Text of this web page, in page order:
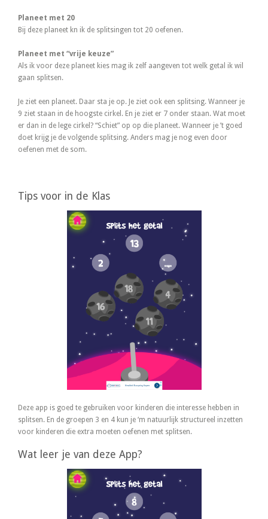
Planeet met 20
Bij deze planeet kn ik de splitsingen tot 20 oefenen.
Planeet met “vrije keuze”
Als ik voor deze planeet kies mag ik zelf aangeven tot welk getal ik wil
gaan splitsen.
Je ziet een planeet. Daar sta je op. Je ziet ook een splitsing. Wanneer je
9 ziet staan in de hoogste cirkel. En je ziet er 7 onder staan. Wat moet
er dan in de lege cirkel? “Schiet” op op die planeet. Wanneer je ’t goed
doet krijg je de volgende splitsing. Anders mag je nog even door
oefenen met de som.
Tips voor in de Klas
Deze app is goed te gebruiken voor kinderen die interesse hebben in
splitsen. En de groepen 3 en 4 kun je ‘m natuurlijk structureel inzetten
voor kinderen die extra moeten oefenen met splitsen.
Wat leer je van deze App?